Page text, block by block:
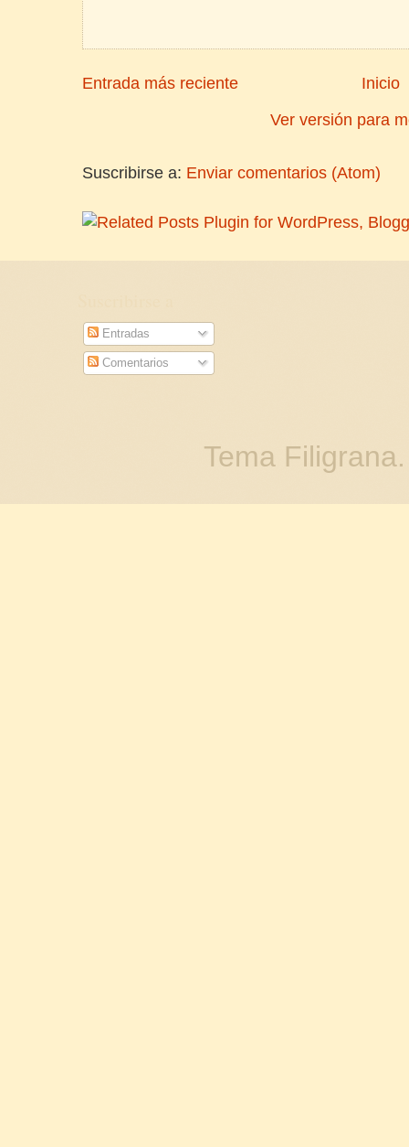
Entrada más reciente
Inicio
Ver versión para
Suscribirse a: Enviar comentarios (Atom)
Entradas
Comentarios
Tema